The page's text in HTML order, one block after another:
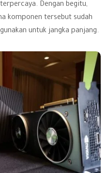
Dengan begitu,
komponen tersebut sudah
untuk jangka panjang.